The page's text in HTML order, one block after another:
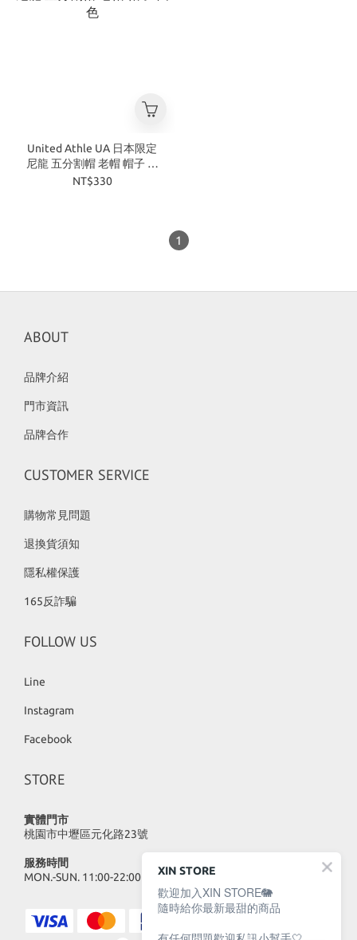
United Athle UA 日本限定
尼龍 五分割帽 老帽 帽子 四
色
NT$330
1
ABOUT
品牌介紹
門市資訊
品牌合作
CUSTOMER SERVICE
購物常見問題
退換貨須知
隱私權保護
165反詐騙
FOLLOW US
Line
Instagram
Facebook
STORE
實體門市
桃園市中壢區元化路23號
服務時間
MON.-SUN. 11:00-22:00
XIN STORE
歡迎加入XIN STORE🐘
隨時給你最新最甜的商品